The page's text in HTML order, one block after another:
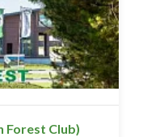
Forest Club)